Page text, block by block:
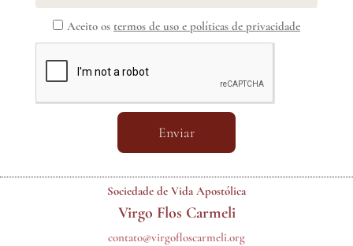
Aceito os termos de uso e políticas de privacidade
Enviar
Sociedade de Vida Apostólica
Virgo Flos Carmeli
contato@virgofloscarmeli.org